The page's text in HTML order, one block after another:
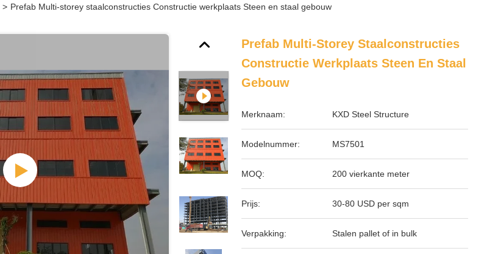
> Prefab Multi-storey staalconstructies Constructie werkplaats Steen en staal gebouw
Prefab Multi-Storey Staalconstructies
Constructie Werkplaats Steen En Staal
Gebouw
Merknaam: KXD Steel Structure
Modelnummer: MS7501
MOQ: 200 vierkante meter
Prijs: 30-80 USD per sqm
Verpakking: Stalen pallet of in bulk